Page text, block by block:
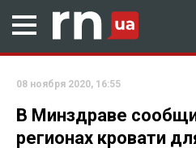
08 ноября 2020, 16:55
В Минздраве
регионах кровати